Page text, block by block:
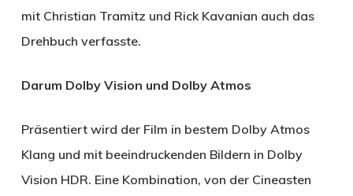
mit Christian Tramitz und Rick Kavanian auch das
Drehbuch verfasste.
Darum Dolby Vision und Dolby Atmos
Präsentiert wird der Film in bestem Dolby Atmos
Klang und mit beeindruckenden Bildern in Dolby
Vision HDR. Eine Kombination, von der Cineasten